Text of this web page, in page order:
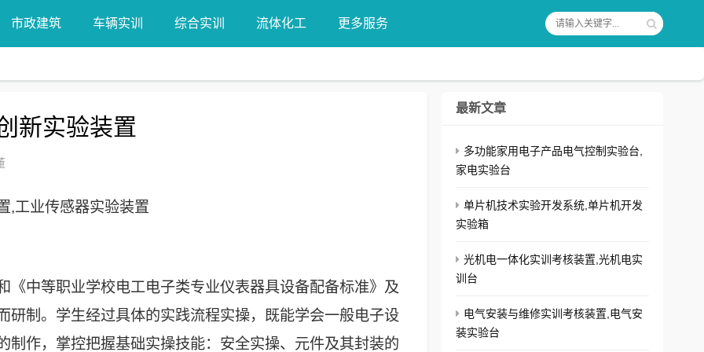
市政建筑 车辆实训 综合实训 流体化工 更多服务
新实验装置
,工业传感器实验装置
《中等职业学校电工电子类专业仪表器具设备配备标准》及
研制。学生经过具体的实践流程实操，既能学会一般电子设
制作，掌控把握基础实操技能：安全实操、元件及其封装的
最新文章
多功能家用电子产品电气控制实验台,
家电实验台
单片机技术实验开发系统,单片机开发
实验箱
光机电一体化实训考核装置,光机电实
训台
电气安装与维修实训考核装置,电气安
装实验台